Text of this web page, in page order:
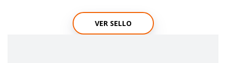
VER SELLO